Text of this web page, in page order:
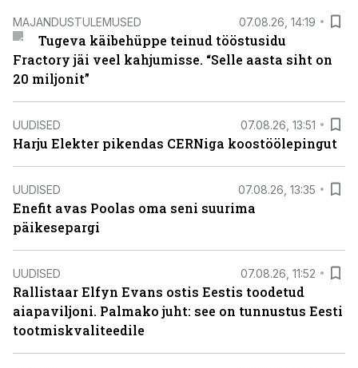
MAJANDUSTULEMUSED 07.08.26, 14:19
Tugeva käibehüppe teinud tööstusidu
Fractory jäi veel kahjumisse. “Selle aasta siht on
20 miljonit”
UUDISED 07.08.26, 13:51
Harju Elekter pikendas CERNiga koostöölepingut
UUDISED 07.08.26, 13:35
Enefit avas Poolas oma seni suurima
päikesepargi
UUDISED 07.08.26, 11:52
Rallistaar Elfyn Evans ostis Eestis toodetud
aiapaviljoni. Palmako juht: see on tunnustus Eesti
tootmiskvaliteedile